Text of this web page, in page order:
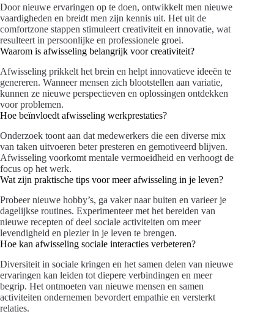
Door nieuwe ervaringen op te doen, ontwikkelt men nieuwe
vaardigheden en breidt men zijn kennis uit. Het uit de
comfortzone stappen stimuleert creativiteit en innovatie, wat
resulteert in persoonlijke en professionele groei.
Waarom is afwisseling belangrijk voor creativiteit?
Afwisseling prikkelt het brein en helpt innovatieve ideeën te
genereren. Wanneer mensen zich blootstellen aan variatie,
kunnen ze nieuwe perspectieven en oplossingen ontdekken
voor problemen.
Hoe beïnvloedt afwisseling werkprestaties?
Onderzoek toont aan dat medewerkers die een diverse mix
van taken uitvoeren beter presteren en gemotiveerd blijven.
Afwisseling voorkomt mentale vermoeidheid en verhoogt de
focus op het werk.
Wat zijn praktische tips voor meer afwisseling in je leven?
Probeer nieuwe hobby’s, ga vaker naar buiten en varieer je
dagelijkse routines. Experimenteer met het bereiden van
nieuwe recepten of deel sociale activiteiten om meer
levendigheid en plezier in je leven te brengen.
Hoe kan afwisseling sociale interacties verbeteren?
Diversiteit in sociale kringen en het samen delen van nieuwe
ervaringen kan leiden tot diepere verbindingen en meer
begrip. Het ontmoeten van nieuwe mensen en samen
activiteiten ondernemen bevordert empathie en versterkt
relaties.